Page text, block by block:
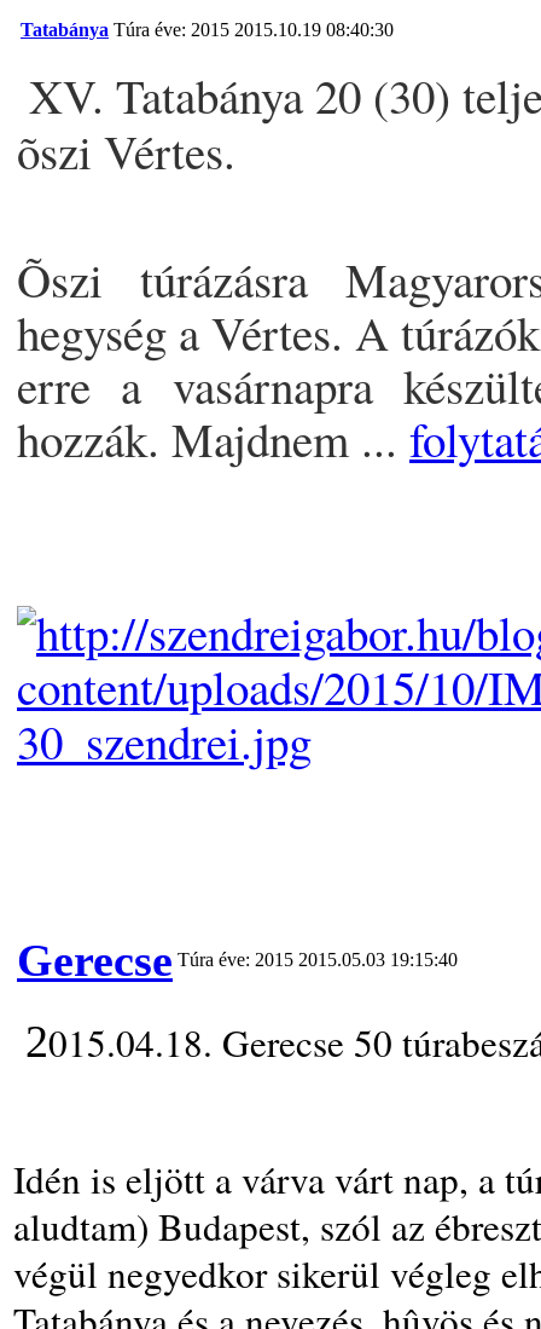
Tatabánya Túra éve: 2015 2015.10.19 08:40:30
XV. Tatabánya 20 (30)
õszi Vértes.
Õszi túrázásra
hegység a Vértes. A
erre a vasárnapra
hozzák. Majdnem ...
Gerecse Túra éve: 2015 2015.05.03 19:15:40
2015.04.18. Gerecse 50
Idén is eljött a várva várt nap, a
aludtam) Budapest, szól az
végül negyedkor sikerül végleg